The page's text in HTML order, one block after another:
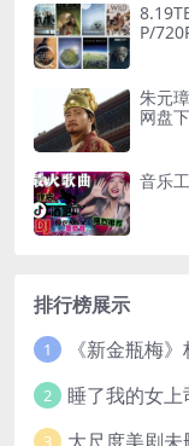
P/
朱元
网盘
音乐
排行榜展示
1
2